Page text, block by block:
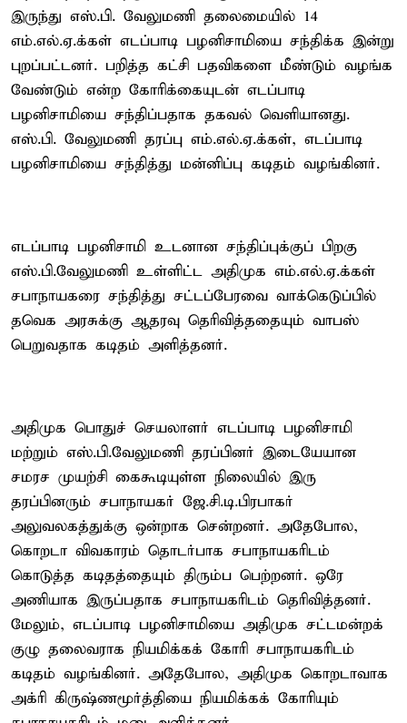
இருந்து எஸ்.பி. வேலுமணி தலைமையில் 14
எம்.எல்.ஏ.க்கள் எடப்பாடி பழனிசாமியை சந்திக்க இன்று
புறப்பட்டனர். பறித்த கட்சி பதவிகளை மீண்டும் வழங்க
வேண்டும் என்ற கோரிக்கையுடன் எடப்பாடி
பழனிசாமியை சந்திப்பதாக தகவல் வெளியானது.
எஸ்.பி. வேலுமணி தரப்பு எம்.எல்.ஏ.க்கள், எடப்பாடி
பழனிசாமியை சந்தித்து மன்னிப்பு கடிதம் வழங்கினர்.
எடப்பாடி பழனிசாமி உடனான சந்திப்புக்குப் பிறகு
எஸ்.பி.வேலுமணி உள்ளிட்ட அதிமுக எம்.எல்.ஏ.க்கள்
சபாநாயகரை சந்தித்து சட்டப்பேரவை வாக்கெடுப்பில்
தவெக அரசுக்கு ஆதரவு தெரிவித்ததையும் வாபஸ்
பெறுவதாக கடிதம் அளித்தனர்.
அதிமுக பொதுச் செயலாளர் எடப்பாடி பழனிசாமி
மற்றும் எஸ்.பி.வேலுமணி தரப்பினர் இடையேயான
சமரச முயற்சி கைகூடியுள்ள நிலையில் இரு
தரப்பினரும் சபாநாயகர் ஜே.சி.டி.பிரபாகர்
அலுவலகத்துக்கு ஒன்றாக சென்றனர். அதேபோல,
கொறடா விவகாரம் தொடர்பாக சபாநாயகரிடம்
கொடுத்த கடிதத்தையும் திரும்ப பெற்றனர். ஒரே
அணியாக இருப்பதாக சபாநாயகரிடம் தெரிவித்தனர்.
மேலும், எடப்பாடி பழனிசாமியை அதிமுக சட்டமன்றக்
குழு தலைவராக நியமிக்கக் கோரி சபாநாயகரிடம்
கடிதம் வழங்கினர். அதேபோல, அதிமுக கொறடாவாக
அக்ரி கிருஷ்ணமூர்த்தியை நியமிக்கக் கோரியும்